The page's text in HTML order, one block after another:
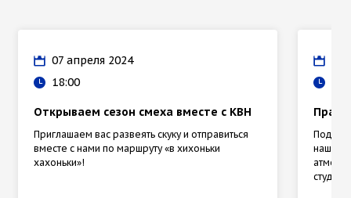
07 апреля 2024
18:00
Открываем сезон смеха вместе с КВН
Приглашаем вас развеять скуку и отправиться
вместе с нами по маршруту «в хихоньки
хахоньки»!
Под
наше